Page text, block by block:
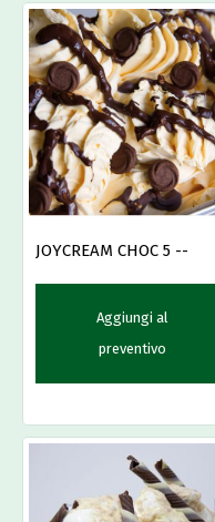
JOYCREAM CHOC 5 --
Aggiungi al
preventivo